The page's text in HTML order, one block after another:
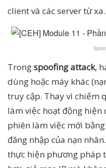
client và các server từ xa.
Trongspoofing attack,
dùng hoặc máy khác
truy cập. Thay vì chiếm
làm việc hoạt động hiện
phiên làm việc mới
đăng nhập của nạn
thực hiện phương pháp